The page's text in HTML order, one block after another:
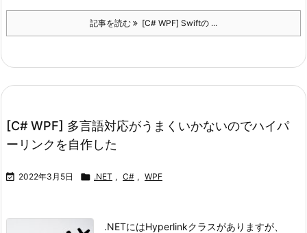
記事を読む [C# WPF] Swiftの ...
[C# WPF] 多言語対応がうまくいかないのでハイパ
ーリンクを自作した
 2022年3月5日  .NET , C# , WPF
.NETにはHyperlinkクラスがありますが、